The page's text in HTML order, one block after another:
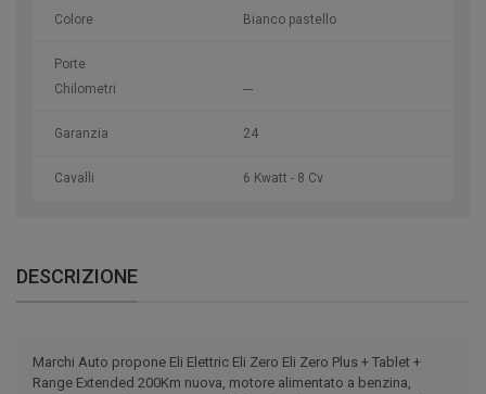
Colore Bianco pastello
Porte
Chilometri
---
Garanzia 24
Cavalli 6 Kwatt - 8 Cv
DESCRIZIONE
Marchi Auto propone Eli Elettric Eli Zero Eli Zero Plus + Tablet +
Range Extended 200Km nuova, motore alimentato a benzina,